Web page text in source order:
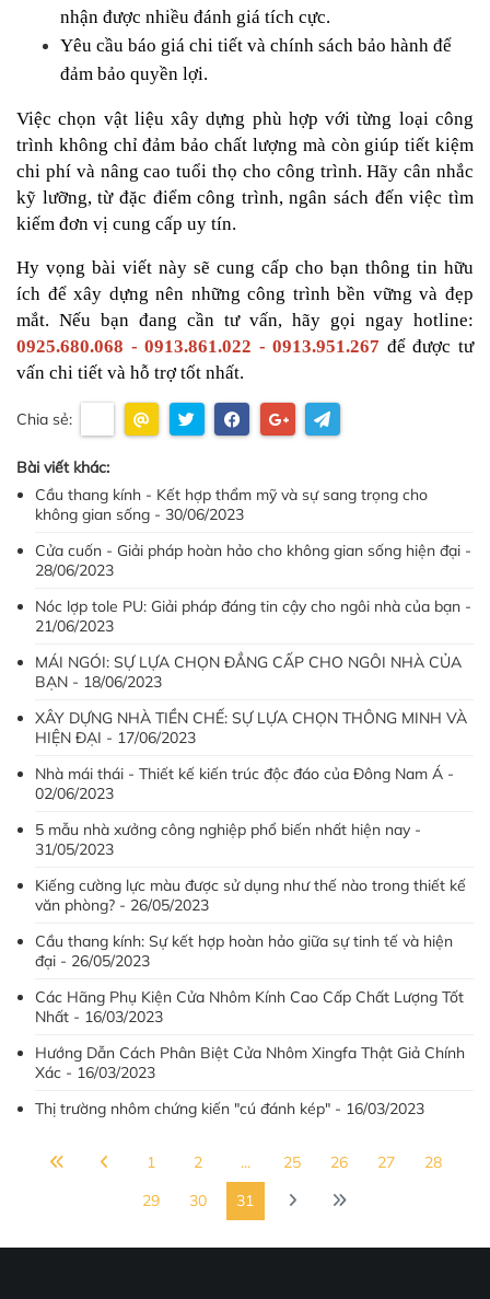
nhận được nhiều đánh giá tích cực.
Yêu cầu báo giá chi tiết và chính sách bảo hành để
đảm bảo quyền lợi.
Việc chọn vật liệu xây dựng phù hợp với từng loại công
trình không chỉ đảm bảo chất lượng mà còn giúp tiết kiệm
chi phí và nâng cao tuổi thọ cho công trình. Hãy cân nhắc
kỹ lưỡng, từ đặc điểm công trình, ngân sách đến việc tìm
kiếm đơn vị cung cấp uy tín.
Hy vọng bài viết này sẽ cung cấp cho bạn thông tin hữu
ích để xây dựng nên những công trình bền vững và đẹp
0925.680.068 - 0913.861.022 - 0913.951.267 để được tư
vấn chi tiết và hỗ trợ tốt nhất.
Chia sẻ:
Bài viết khác:
Cầu thang kính - Kết hợp thẩm mỹ và sự sang trọng cho
không gian sống - 30/06/2023
Cửa cuốn - Giải pháp hoàn hảo cho không gian sống hiện đại -
28/06/2023
Nóc lợp tole PU: Giải pháp đáng tin cậy cho ngôi nhà của bạn -
21/06/2023
MÁI NGÓI: SỰ LỰA CHỌN ĐẲNG CẤP CHO NGÔI NHÀ CỦA
BẠN - 18/06/2023
XÂY DỰNG NHÀ TIỀN CHẾ: SỰ LỰA CHỌN THÔNG MINH VÀ
HIỆN ĐẠI - 17/06/2023
Nhà mái thái - Thiết kế kiến trúc độc đáo của Đông Nam Á -
02/06/2023
5 mẫu nhà xưởng công nghiệp phổ biến nhất hiện nay -
31/05/2023
Kiếng cường lực màu được sử dụng như thế nào trong thiết kế
văn phòng? - 26/05/2023
Cầu thang kính: Sự kết hợp hoàn hảo giữa sự tinh tế và hiện
đại - 26/05/2023
Các Hãng Phụ Kiện Cửa Nhôm Kính Cao Cấp Chất Lượng Tốt
Nhất - 16/03/2023
Hướng Dẫn Cách Phân Biệt Cửa Nhôm Xingfa Thật Giả Chính
Xác - 16/03/2023
Thị trường nhôm chứng kiến "cú đánh kép" - 16/03/2023
1 2 ... 25 26 27
28
29
30 31